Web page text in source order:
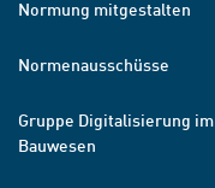
Normung mitgestalten
Normenausschüsse
Gruppe Digitalisierung im
Bauwesen